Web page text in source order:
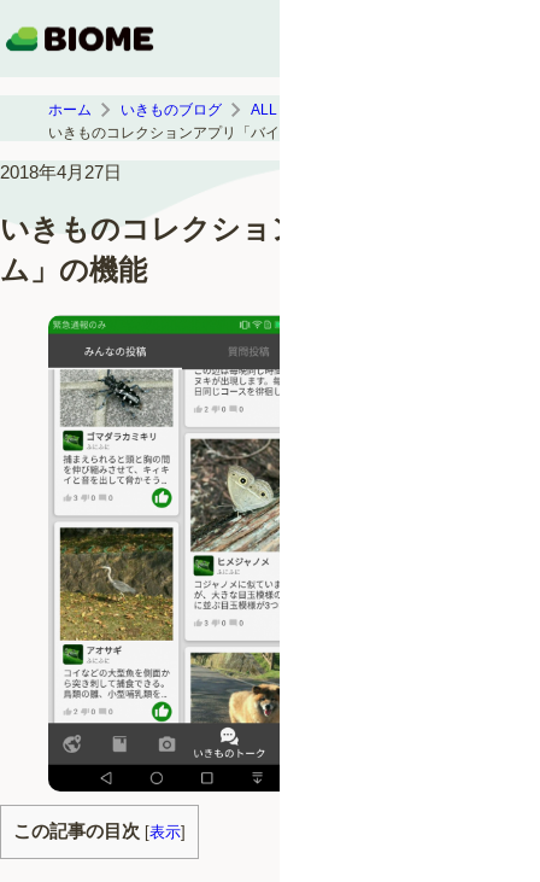
ホーム いきものブログ
ALL
いきものコレクションアプリ「バイオーム」の機能
2018年4月27日
いきものコレクションアプリ「バイオー
ム」の機能
この記事の目次 [表示]